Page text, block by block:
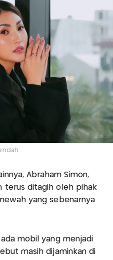
Abraham Simon,
terus ditagih oleh pihak
yang sebenarnya
mobil yang menjadi
masih dijaminkan di